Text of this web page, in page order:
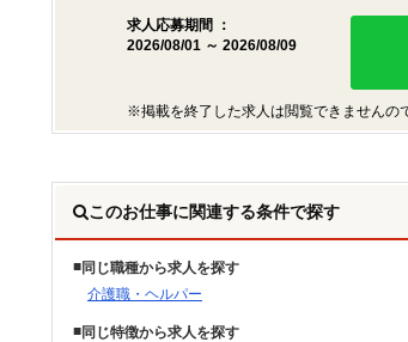
求人応募期間 ：
2026/08/01 ～ 2026/08/09
※掲載を終了した求人は閲覧できませんの
このお仕事に関連する条件で探す
同じ職種から求人を探す
介護職・ヘルパー
同じ特徴から求人を探す